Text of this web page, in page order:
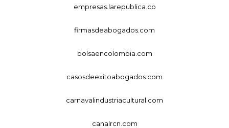
empresas.larepublica.co
firmasdeabogados.com
bolsaencolombia.com
casosdeexitoabogados.com
carnavalindustriacultural.com
canalrcn.com